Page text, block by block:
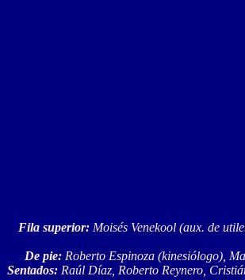
Fila superior:Moisés Venekool (aux. de
De pie: Roberto Espinoza (kinesiólogo),
Sentados: Raúl Díaz, Roberto Reynero,